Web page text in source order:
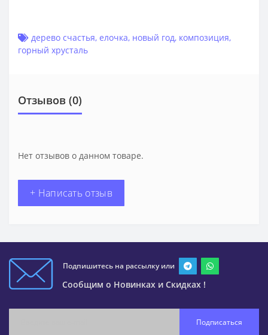
дерево счастья, елочка, новый год, композиция,
горный хрусталь
Отзывов (0)
Нет отзывов о данном товаре.
+ Написать отзыв
Подпишитесь на рассылку или
Сообщим о Новинках и Скидках !
Подписаться